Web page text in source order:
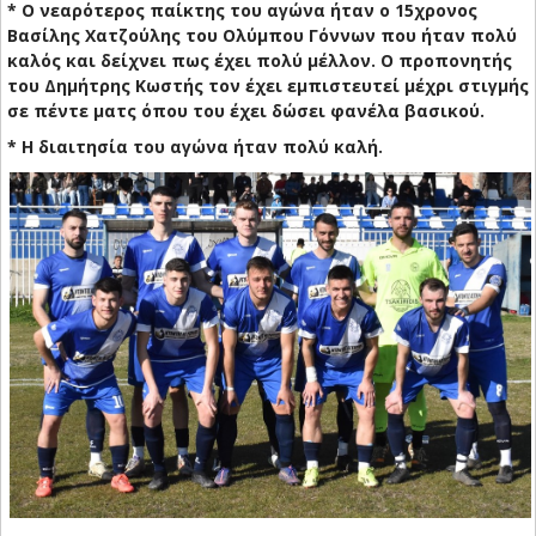
* Ο νεαρότερος παίκτης του αγώνα ήταν ο 15χρονος
Βασίλης Χατζούλης του Ολύμπου Γόννων που ήταν πολύ
καλός και δείχνει πως έχει πολύ μέλλον. Ο προπονητής
του Δημήτρης Κωστής τον έχει εμπιστευτεί μέχρι στιγμής
σε πέντε ματς όπου του έχει δώσει φανέλα βασικού.
* Η διαιτησία του αγώνα ήταν πολύ καλή.